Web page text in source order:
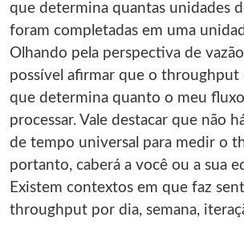
que determina quantas unidades
foram completadas em uma
Olhando pela perspectiva de
possível afirmar que o throughput
que determina quanto o meu
processar. Vale destacar que não
de tempo universal para medir o
portanto, caberá a você ou a sua
Existem contextos em que faz
throughput por dia, semana,